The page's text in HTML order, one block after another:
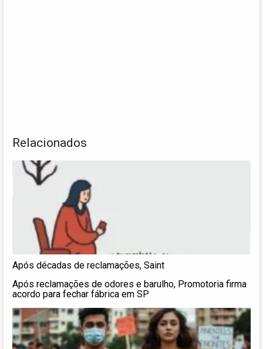
Relacionados
Após décadas de reclamações, Saint
Após reclamações de odores e barulho, Promotoria firma
acordo para fechar fábrica em SP